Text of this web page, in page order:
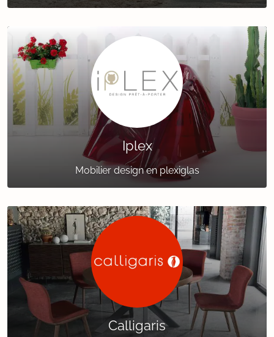
Iplex
Mobilier design en plexiglas
Calligaris